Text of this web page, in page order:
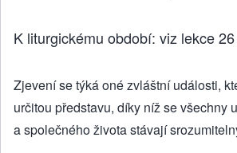
K liturgickému období: viz lekce
Zjevení se týká oné zvláštní události,
určitou představu, díky níž se všechny
a společného života stávají